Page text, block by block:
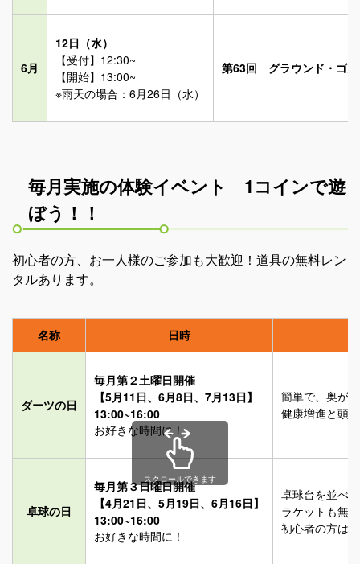
6月
12日（水）
【受付】12:30~
【開始】13:00~
※雨天の場合：6月26日（水）
第63回 グラウンド・ゴル
毎月実施の体験イベント 1コインで遊
ぼう！！
初心者の方、お一人様のご参加も大歓迎！道具の無料レン
タルあります。
名称 日時
ダーツの日
毎月第２土曜日開催
【5月11日、6月8日、7月13日】
13:00~16:00
お好きな時間に！
簡単で、奥が
健康増進と頭
卓球の日
毎月第３日曜日開催
【4月21日、5月19日、6月16日】
13:00~16:00
お好きな時間に！
卓球台を並べ
ラケットも無
初心者の方は
スクロールできます